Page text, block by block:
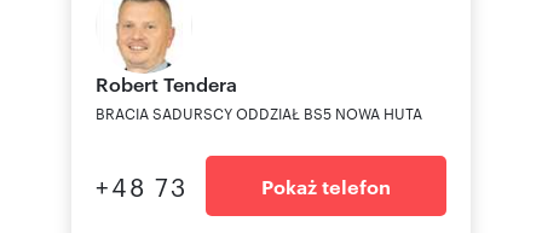
RobertTendera
BRACIA SADURSCY ODDZIAŁ BS5 NOWA HUTA
+48 73 Pokaż telefon